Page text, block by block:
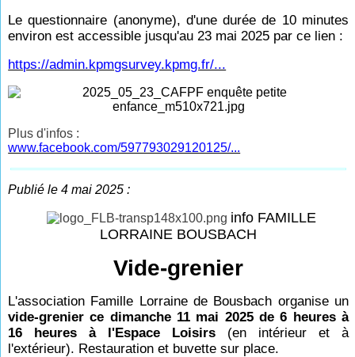
Le questionnaire (anonyme), d'une durée de 10 minutes
environ est accessible jusqu'au 23 mai 2025 par ce lien :
https://admin.kpmgsurvey.kpmg.fr/...
Plus d'infos :
www.facebook.com/597793029120125/...
Publié le 4 mai 2025 :
info FAMILLE
LORRAINE BOUSBACH
Vide-grenier
L'association Famille Lorraine de Bousbach organise un
vide-grenier ce dimanche 11 mai 2025 de 6 heures à
16 heures à l'Espace Loisirs (en intérieur et à
l'extérieur). Restauration et buvette sur place.